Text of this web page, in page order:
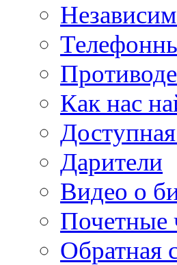
Как нас
Дарители
Видео о
Почетные
Обратная